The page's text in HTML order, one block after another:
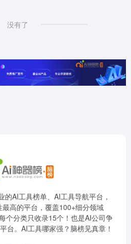
没有了
AI工具榜单、AI工具导航平台，
高的平台，覆盖100+细分领域
个分类只收录15个！也是AI公司争
台。AI工具哪家强？脑榜见真章！